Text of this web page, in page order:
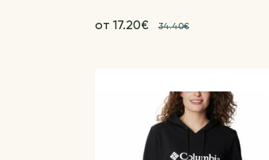
от 17.20€ 34.40€